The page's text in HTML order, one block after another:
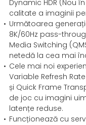
Dynamic HDR (Nou
calitate a imaginii
Următoarea
8K/60Hz pass-
Media Switching
netedă la cea mai
Cele mai noi
Variable Refresh
și Quick Frame
de joc cu imagini
latențe reduse.
Funcționează cu